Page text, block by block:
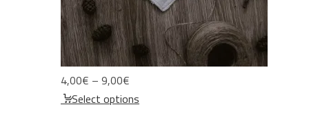
4,00€ – 9,00€
range:
Select options